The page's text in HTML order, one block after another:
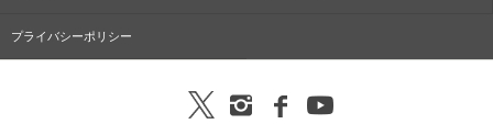
プライバシーポリシー